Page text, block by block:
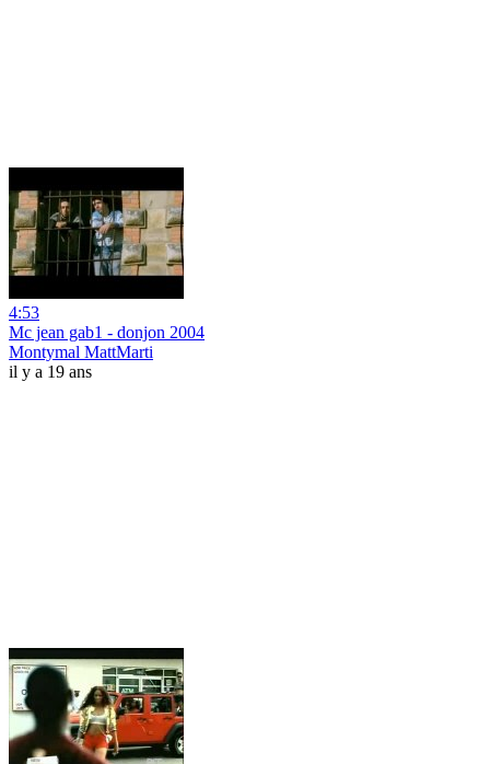
4:53
Mc jean gab1 - donjon 2004
Montymal MattMarti
il y a 19 ans